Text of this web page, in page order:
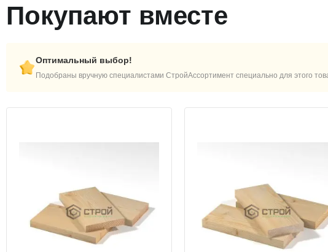
Покупают вместе
Оптимальный выбор!
Подобраны вручную специалистами СтройАссортимент специально для этого